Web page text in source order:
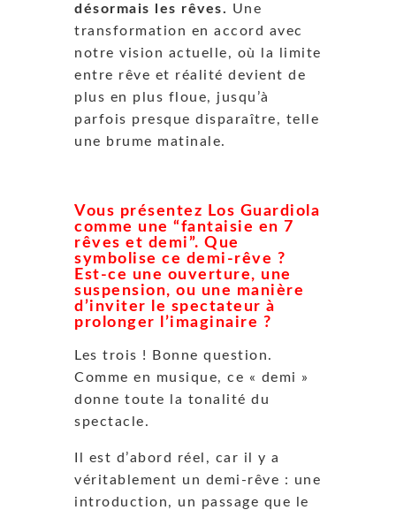
désormais les rêves. Une
transformation en accord avec
notre vision actuelle, où la limite
entre rêve et réalité devient de
plus en plus floue, jusqu’à
parfois presque disparaître, telle
une brume matinale.
Vous présentez Los Guardiola
comme une “fantaisie en 7
rêves et demi”. Que
symbolise ce demi-rêve ?
Est-ce une ouverture, une
suspension, ou une manière
d’inviter le spectateur à
prolonger l’imaginaire ?
Les trois ! Bonne question.
Comme en musique, ce « demi »
donne toute la tonalité du
spectacle.
Il est d’abord réel, car il y a
véritablement un demi-rêve : une
introduction, un passage que le